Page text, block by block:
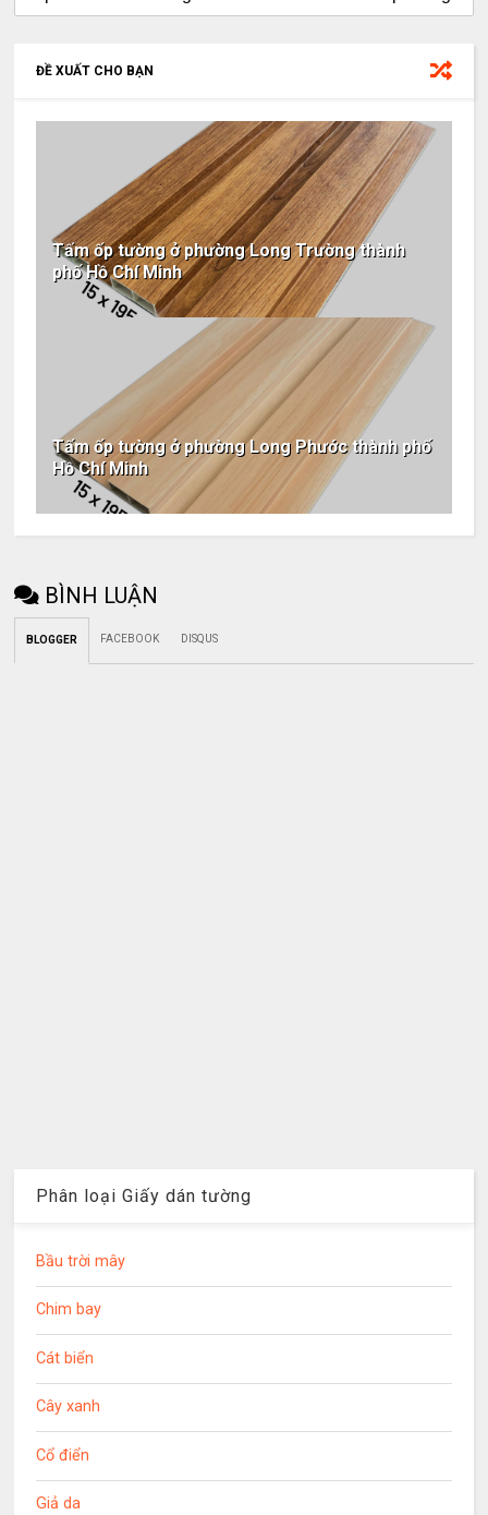
ĐỀ XUẤT CHO BẠN
Tấm ốp tường ở phường Long Trường thành
phố Hồ Chí Minh
Tấm ốp tường ở phường Long Phước thành phố
Hồ Chí Minh
BÌNH LUẬN
BLOGGER FACEBOOK DISQUS
Phân loại Giấy dán tường
Bầu trời mây
Chim bay
Cát biển
Cây xanh
Cổ điển
Giả da